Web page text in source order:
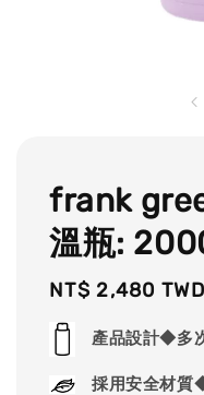
frank
溫瓶:
Regular
price
NT$ 2,480 TWD
產品設計◆多
採用安全材質